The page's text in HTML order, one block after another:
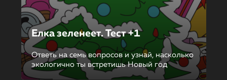
Елка зеленеет. Тест +1
Ответь на семь вопросов и узнай, насколько
экологично ты встретишь Новый год